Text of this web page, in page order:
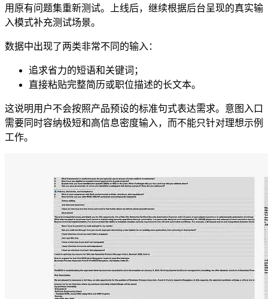
用原有问题集重新测试。上线后，继续根据后台呈现的真实输
入模式补充测试场景。
数据中出现了两类非常不同的输入：
追求省力的短语和关键词；
直接粘贴完整简历或职位描述的长文本。
这说明用户不会按照产品预设的标准句式表达需求。意图入口
需要同时容纳极短和高信息密度输入，而不能只针对理想示例
工作。